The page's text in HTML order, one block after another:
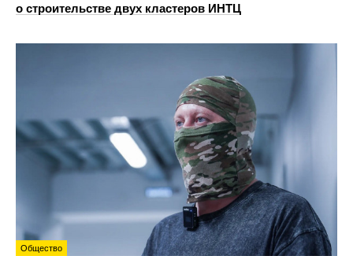
о строительстве двух кластеров ИНТЦ
Общество